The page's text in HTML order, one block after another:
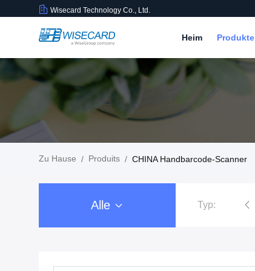
Wisecard Technology Co., Ltd.
Heim Produkte
Zu Hause / Produits / CHINA Handbarcode-Scanner
Alle Typ:
Lösungen für Smartcards